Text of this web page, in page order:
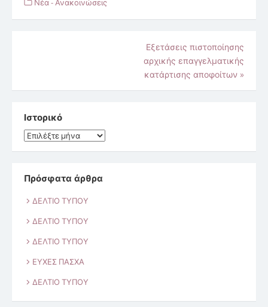
Νέα - Ανακοινώσεις
Εξετάσεις πιστοποίησης
αρχικής επαγγελματικής
κατάρτισης αποφοίτων »
Ιστορικό
Ιστορικό
Πρόσφατα άρθρα
ΔΕΛΤΙΟ ΤΥΠΟΥ
ΔΕΛΤΙΟ ΤΥΠΟΥ
ΔΕΛΤΙΟ ΤΥΠΟΥ
ΕΥΧΕΣ ΠΑΣΧΑ
ΔΕΛΤΙΟ ΤΥΠΟΥ